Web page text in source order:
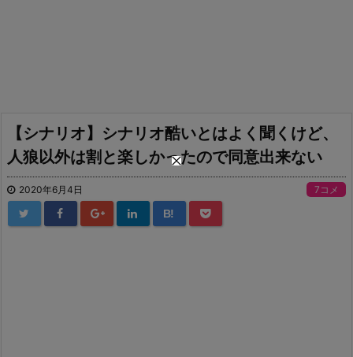
【シナリオ】シナリオ酷いとはよく聞くけど、
人狼以外は割と楽しかったので同意出来ない
2020年6月4日 7コメ
B!